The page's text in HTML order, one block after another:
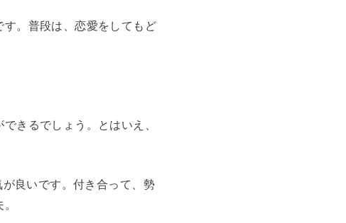
。普段は、恋愛をしてもど
きるでしょう。とはいえ、
良いです。付き合って、勢